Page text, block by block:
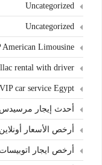
Uncategorized
Uncategorized
American Limousine
rental with driver
VIP car service Egypt
أحدث إيجار
أرخص الأسعار
أرخص ايجار